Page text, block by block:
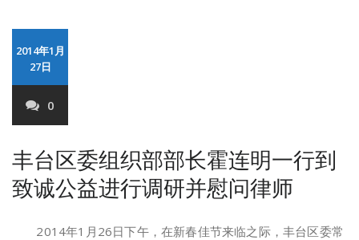
2014年1月
27日
0
丰台区委组织部部长霍连明一行到
致诚公益进行调研并慰问律师
2014年1月26日下午，在新春佳节来临之际，丰台区委常